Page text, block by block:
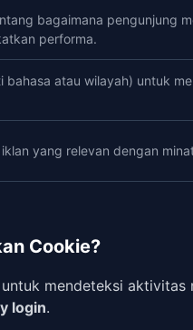
bagaimana pengunjung
performa.
bahasa atau wilayah) untuk
yang relevan dengan
Cookie?
mendeteksi aktivitas
login.